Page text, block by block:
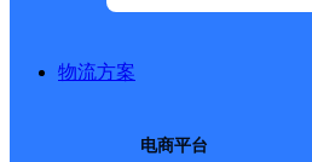
物流方案
电商平台
网点筛选